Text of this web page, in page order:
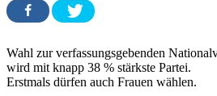
Wahl zur verfassungsgebenden
wird mit knapp 38 % stärkste Partei.
Erstmals dürfen auch Frauen wählen.